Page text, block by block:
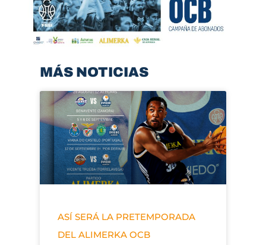
MÁS NOTICIAS
ASÍ SERÁ LA PRETEMPORADA
DEL ALIMERKA OCB